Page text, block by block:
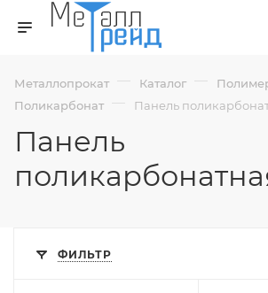
Металлопрокат — Каталог —
Поликарбонат — Панель
Панель
ФИЛЬТР